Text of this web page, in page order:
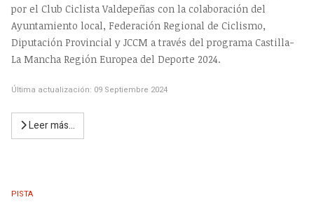
por el Club Ciclista Valdepeñas con la colaboración del
Ayuntamiento local, Federación Regional de Ciclismo,
Diputación Provincial y JCCM a través del programa Castilla-
La Mancha Región Europea del Deporte 2024.
Última actualización: 09 Septiembre 2024
Leer más…
PISTA